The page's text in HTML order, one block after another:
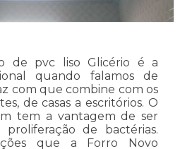
de pvc liso Glicério é a
quando falamos de
com que combine com os
de casas a escritórios. O
tem a vantagem de ser
de bactérias.
que a Forro Novo